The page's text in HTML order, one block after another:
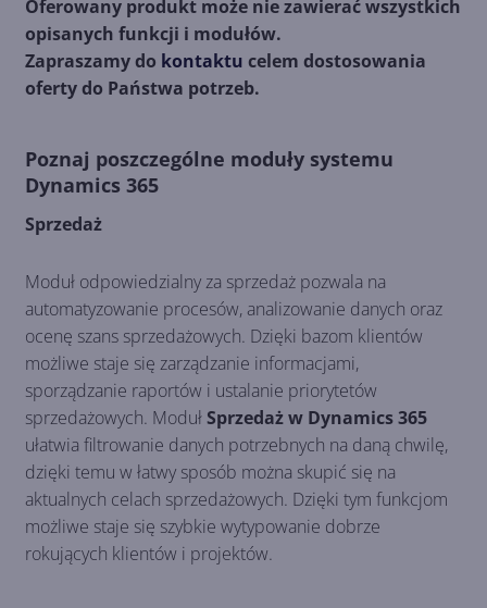
Oferowany produkt może nie zawierać wszystkich
opisanych funkcji i modułów.
Zapraszamy do kontaktu celem dostosowania
oferty do Państwa potrzeb.
Poznaj poszczególne moduły systemu
Dynamics 365
Sprzedaż
Moduł odpowiedzialny za sprzedaż pozwala na
automatyzowanie procesów, analizowanie danych oraz
ocenę szans sprzedażowych. Dzięki bazom klientów
możliwe staje się zarządzanie informacjami,
sporządzanie raportów i ustalanie priorytetów
sprzedażowych. ModułSprzedaż w Dynamics 365
ułatwia filtrowanie danych potrzebnych na daną chwilę,
dzięki temu w łatwy sposób można skupić się na
aktualnych celach sprzedażowych. Dzięki tym funkcjom
możliwe staje się szybkie wytypowanie dobrze
rokujących klientów i projektów.